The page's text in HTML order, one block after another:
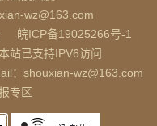
wz@163.com
皖ICP备19025266号-1
本站已支持IPV6访问
：shouxian-wz@163.com
专区